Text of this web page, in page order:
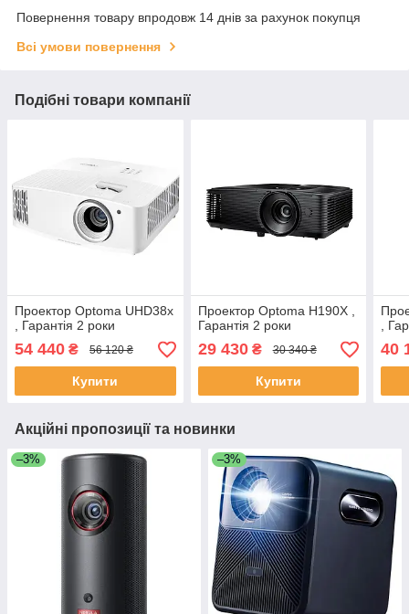
Повернення товару впродовж 14 днів за рахунок покупця
Всі умови повернення
Подібні товари компанії
Проектор Optoma UHD38x
, Гарантія 2 роки
54 440 ₴ 56 120 ₴
Купити
Проектор Optoma H190X ,
Гарантія 2 роки
29 430₴ 30 340 ₴
Купити
,
40
Акційні пропозиції та новинки
–3% –3%